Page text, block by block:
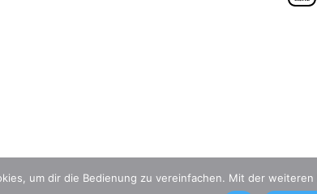
um dir die Bedienung zu vereinfachen. Mit der